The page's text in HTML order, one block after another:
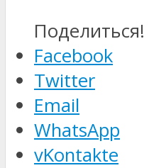
Поделиться!
Facebook
Twitter
Email
WhatsApp
vKontakte